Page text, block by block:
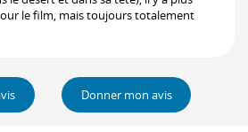
le film, mais toujours totalement
Donner mon avis